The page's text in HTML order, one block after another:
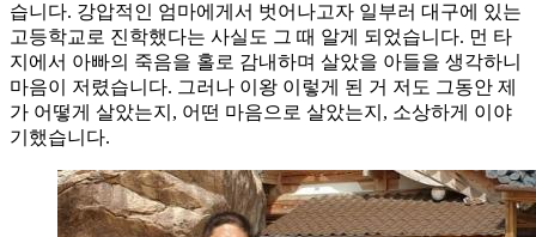
습니다. 강압적인 엄마에게서 벗어나고자 일부러 대구에 있는
고등학교로 진학했다는 사실도 그 때 알게 되었습니다. 먼 타
지에서 아빠의 죽음을 홀로 감내하며 살았을 아들을 생각하니
마음이 저렸습니다. 그러나 이왕 이렇게 된 거 저도 그동안 제
가 어떻게 살았는지, 어떤 마음으로 살았는지, 소상하게 이야
기했습니다.